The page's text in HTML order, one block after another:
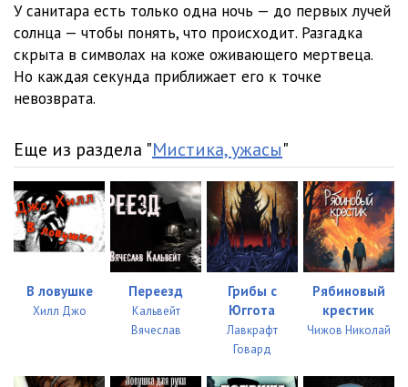
У санитара есть только одна ночь — до первых лучей
солнца — чтобы понять, что происходит. Разгадка
скрыта в символах на коже оживающего мертвеца.
Но каждая секунда приближает его к точке
невозврата.
Еще из раздела "Мистика, ужасы"
В ловушке
Хилл Джо
Переезд
Кальвейт
Вячеслав
Грибы с
Юггота
Лавкрафт
Говард
Рябиновый
крестик
Чижов Николай